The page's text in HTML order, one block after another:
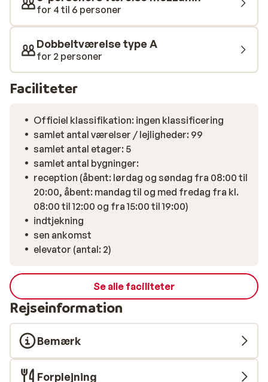
for 4 til 6 personer
Dobbeltværelse type A
for 2 personer
Faciliteter
Officiel klassifikation: ingen klassificering
samlet antal værelser / lejligheder: 99
samlet antal etager: 5
samlet antal bygninger:
reception (åbent: lørdag og søndag fra 08:00 til
20:00, åbent: mandag til og med fredag fra kl.
08:00 til 12:00 og fra 15:00 til 19:00)
indtjekning
sen ankomst
elevator (antal: 2)
Se alle faciliteter
Rejseinformation
Bemærk
Forplejning